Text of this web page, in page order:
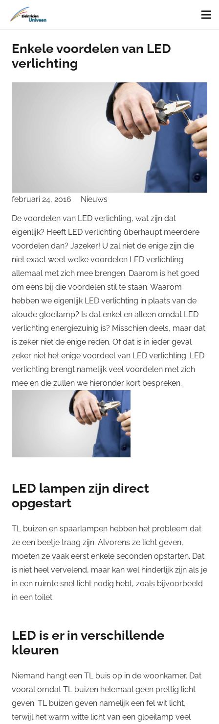
Enkele voordelen van LED
verlichting
februari 24, 2016 Nieuws
De voordelen van LED verlichting, wat zijn dat
eigenlijk? Heeft LED verlichting überhaupt meerdere
voordelen dan? Jazeker! U zal niet de enige zijn die
niet exact weet welke voordelen LED verlichting
allemaal met zich mee brengen. Daarom is het goed
om eens bij die voordelen stil te staan. Waarom
hebben we eigenlijk LED verlichting in plaats van de
aloude gloeilamp? Is dat enkel en alleen omdat LED
verlichting energiezuinig is? Misschien deels, maar dat
is zeker niet de enige reden. Of dat is in ieder geval
zeker niet het enige voordeel van LED verlichting. LED
verlichting brengt namelijk veel voordelen met zich
mee en die zullen we hieronder kort bespreken.
LED lampen zijn direct
opgestart
TL buizen en spaarlampen hebben het probleem dat
ze een beetje traag zijn. Alvorens ze licht geven,
moeten ze vaak eerst enkele seconden opstarten. Dat
is niet heel vervelend, maar kan wel hinderlijk zijn als je
in een ruimte snel licht nodig hebt, zoals bijvoorbeeld
in een toilet.
LED is er in verschillende
kleuren
Niemand hangt een TL buis op in de woonkamer. Dat
vooral omdat TL buizen helemaal geen prettig licht
geven. TL buizen geven namelijk een fel wit licht,
terwijl het warm witte licht van een gloeilamp veel